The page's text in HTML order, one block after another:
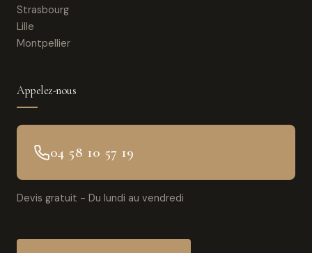
Strasbourg
Lille
Montpellier
Appelez-nous
04 58 10 57 19
Devis gratuit - Du lundi au vendredi